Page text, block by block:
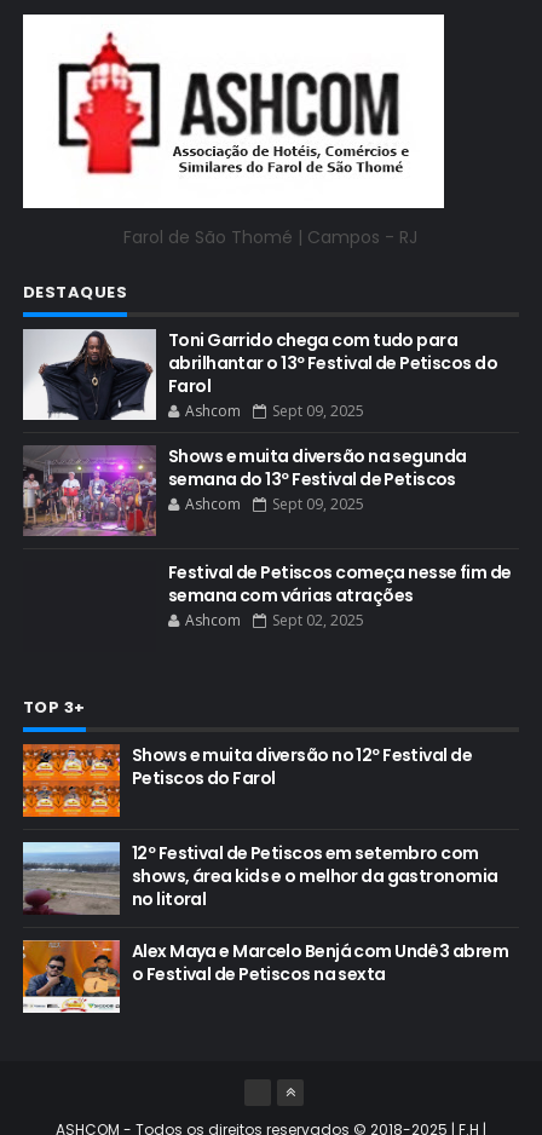
Farol de São Thomé | Campos - RJ
DESTAQUES
Toni Garrido chega com tudo para
abrilhantar o 13º Festival de Petiscos do
Farol
Ashcom Sept 09, 2025
Shows e muita diversão na segunda
semana do 13º Festival de Petiscos
Ashcom Sept 09, 2025
Festival de Petiscos começa nesse fim de
semana com várias atrações
Ashcom Sept 02, 2025
TOP 3+
Shows e muita diversão no 12º Festival de
Petiscos do Farol
12º Festival de Petiscos em setembro com
shows, área kids e o melhor da gastronomia
no litoral
Alex Maya e Marcelo Benjá com Undê3 abrem
o Festival de Petiscos na sexta
ASHCOM - Todos os direitos reservados © 2018-2025 | F.H |